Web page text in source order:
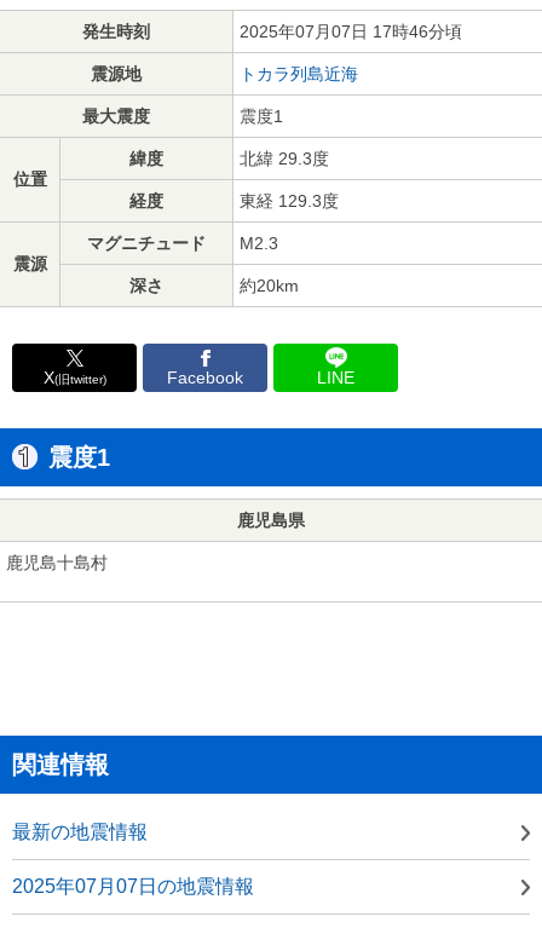
発生時刻 2025年07月07日 17時46分頃
震源地 トカラ列島近海
最大震度 震度1
位置
緯度 北緯 29.3度
経度 東経 129.3度
震源
マグニチュード M2.3
深さ 約20km
X(旧twitter) Facebook LINE
震度1
鹿児島県
鹿児島十島村
関連情報
最新の地震情報
2025年07月07日の地震情報